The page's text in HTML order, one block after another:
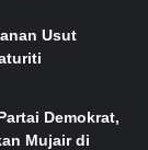
Usut
Demokrat,
Mujair di